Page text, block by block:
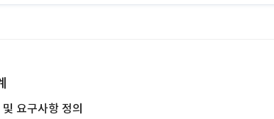
요구사항 정의